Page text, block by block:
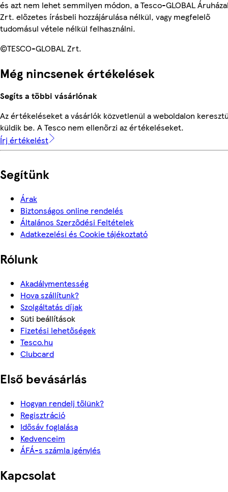
és azt nem lehet semmilyen módon, a Tesco-GLOBAL
Zrt. előzetes írásbeli hozzájárulása nélkül, vagy megfelelő
tudomásul vétele nélkül felhasználni.
©TESCO-GLOBAL Zrt.
Még nincsenek értékelések
Segíts a többi vásárlónak
Az értékeléseket a vásárlók közvetlenül a weboldalon
küldik be. A Tesco nem ellenőrzi az értékeléseket.
Írj értékelést
Segítünk
Árak
Biztonságos online rendelés
Általános Szerződési Feltételek
Adatkezelési és Cookie tájékoztató
Rólunk
Akadálymentesség
Hova szállítunk?
Szolgáltatás díjak
Süti beállítások
Fizetési lehetőségek
Tesco.hu
Clubcard
Első bevásárlás
Hogyan rendelj tőlünk?
Regisztráció
Idősáv foglalása
Kedvenceim
ÁFÁ-s számla igénylés
Kapcsolat